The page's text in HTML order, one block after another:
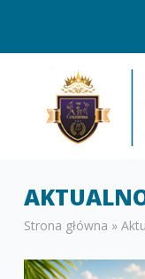
Strona główna »